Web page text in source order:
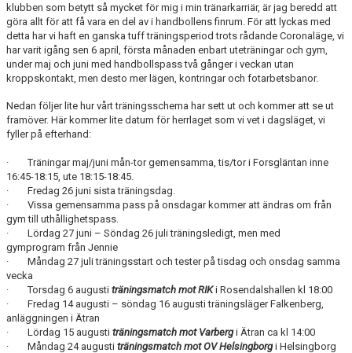
klubben som betytt så mycket för mig i min tränarkarriär, är jag beredd att
göra allt för att få vara en del av i handbollens finrum. För att lyckas med
detta har vi haft en ganska tuff träningsperiod trots rådande Coronaläge, vi
har varit igång sen 6 april, första månaden enbart uteträningar och gym,
under maj och juni med handbollspass två gånger i veckan utan
kroppskontakt, men desto mer lägen, kontringar och fotarbetsbanor.
Nedan följer lite hur vårt träningsschema har sett ut och kommer att se ut
framöver. Här kommer lite datum för herrlaget som vi vet i dagsläget, vi
fyller på efterhand:
· Träningar maj/juni mån-tor gemensamma, tis/tor i Forsgläntan inne
16:45-18:15, ute 18:15-18:45.
· Fredag 26 juni sista träningsdag.
· Vissa gemensamma pass på onsdagar kommer att ändras om från
gym till uthållighetspass.
· Lördag 27 juni – Söndag 26 juli träningsledigt, men med
gymprogram från Jennie
· Måndag 27 juli träningsstart och tester på tisdag och onsdag samma
vecka
· Torsdag 6 augusti träningsmatch mot RIKi Rosendalshallen kl 18:00
· Fredag 14 augusti – söndag 16 augusti träningsläger Falkenberg,
anläggningen i Ätran
· Lördag 15 augusti träningsmatch mot Varbergi Ätran ca kl 14:00
· Måndag 24 augusti träningsmatch mot OV Helsingborgi Helsingborg